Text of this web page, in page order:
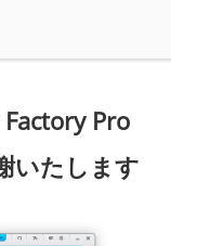
Pro
いたします